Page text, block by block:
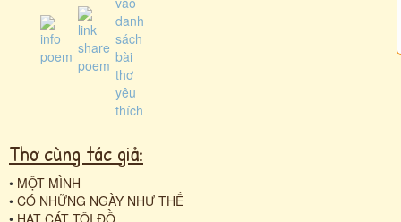
Thơ cùng tác giả:
• MỘT MÌNH
• CÓ NHỮNG NGÀY NHƯ THẾ
• HẠT CÁT TỘI ĐỒ